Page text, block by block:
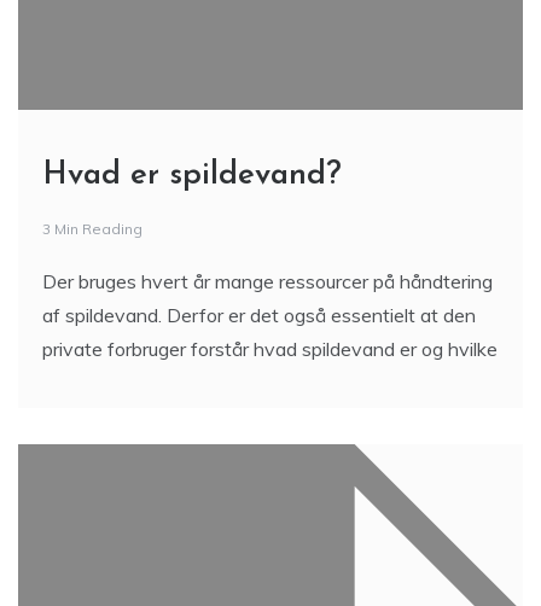
Hvad er spildevand?
3 Min Reading
Der bruges hvert år mange ressourcer på håndtering
af spildevand. Derfor er det også essentielt at den
private forbruger forstår hvad spildevand er og hvilke